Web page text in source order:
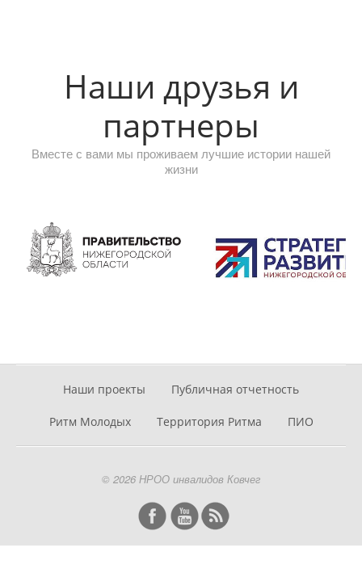
Наши друзья и
партнеры
Вместе с вами мы проживаем лучшие истории нашей
жизни
Наши проекты Публичная отчетность
Ритм Молодых Территория Ритма ПИО
© 2026 НРОО инвалидов Ковчег